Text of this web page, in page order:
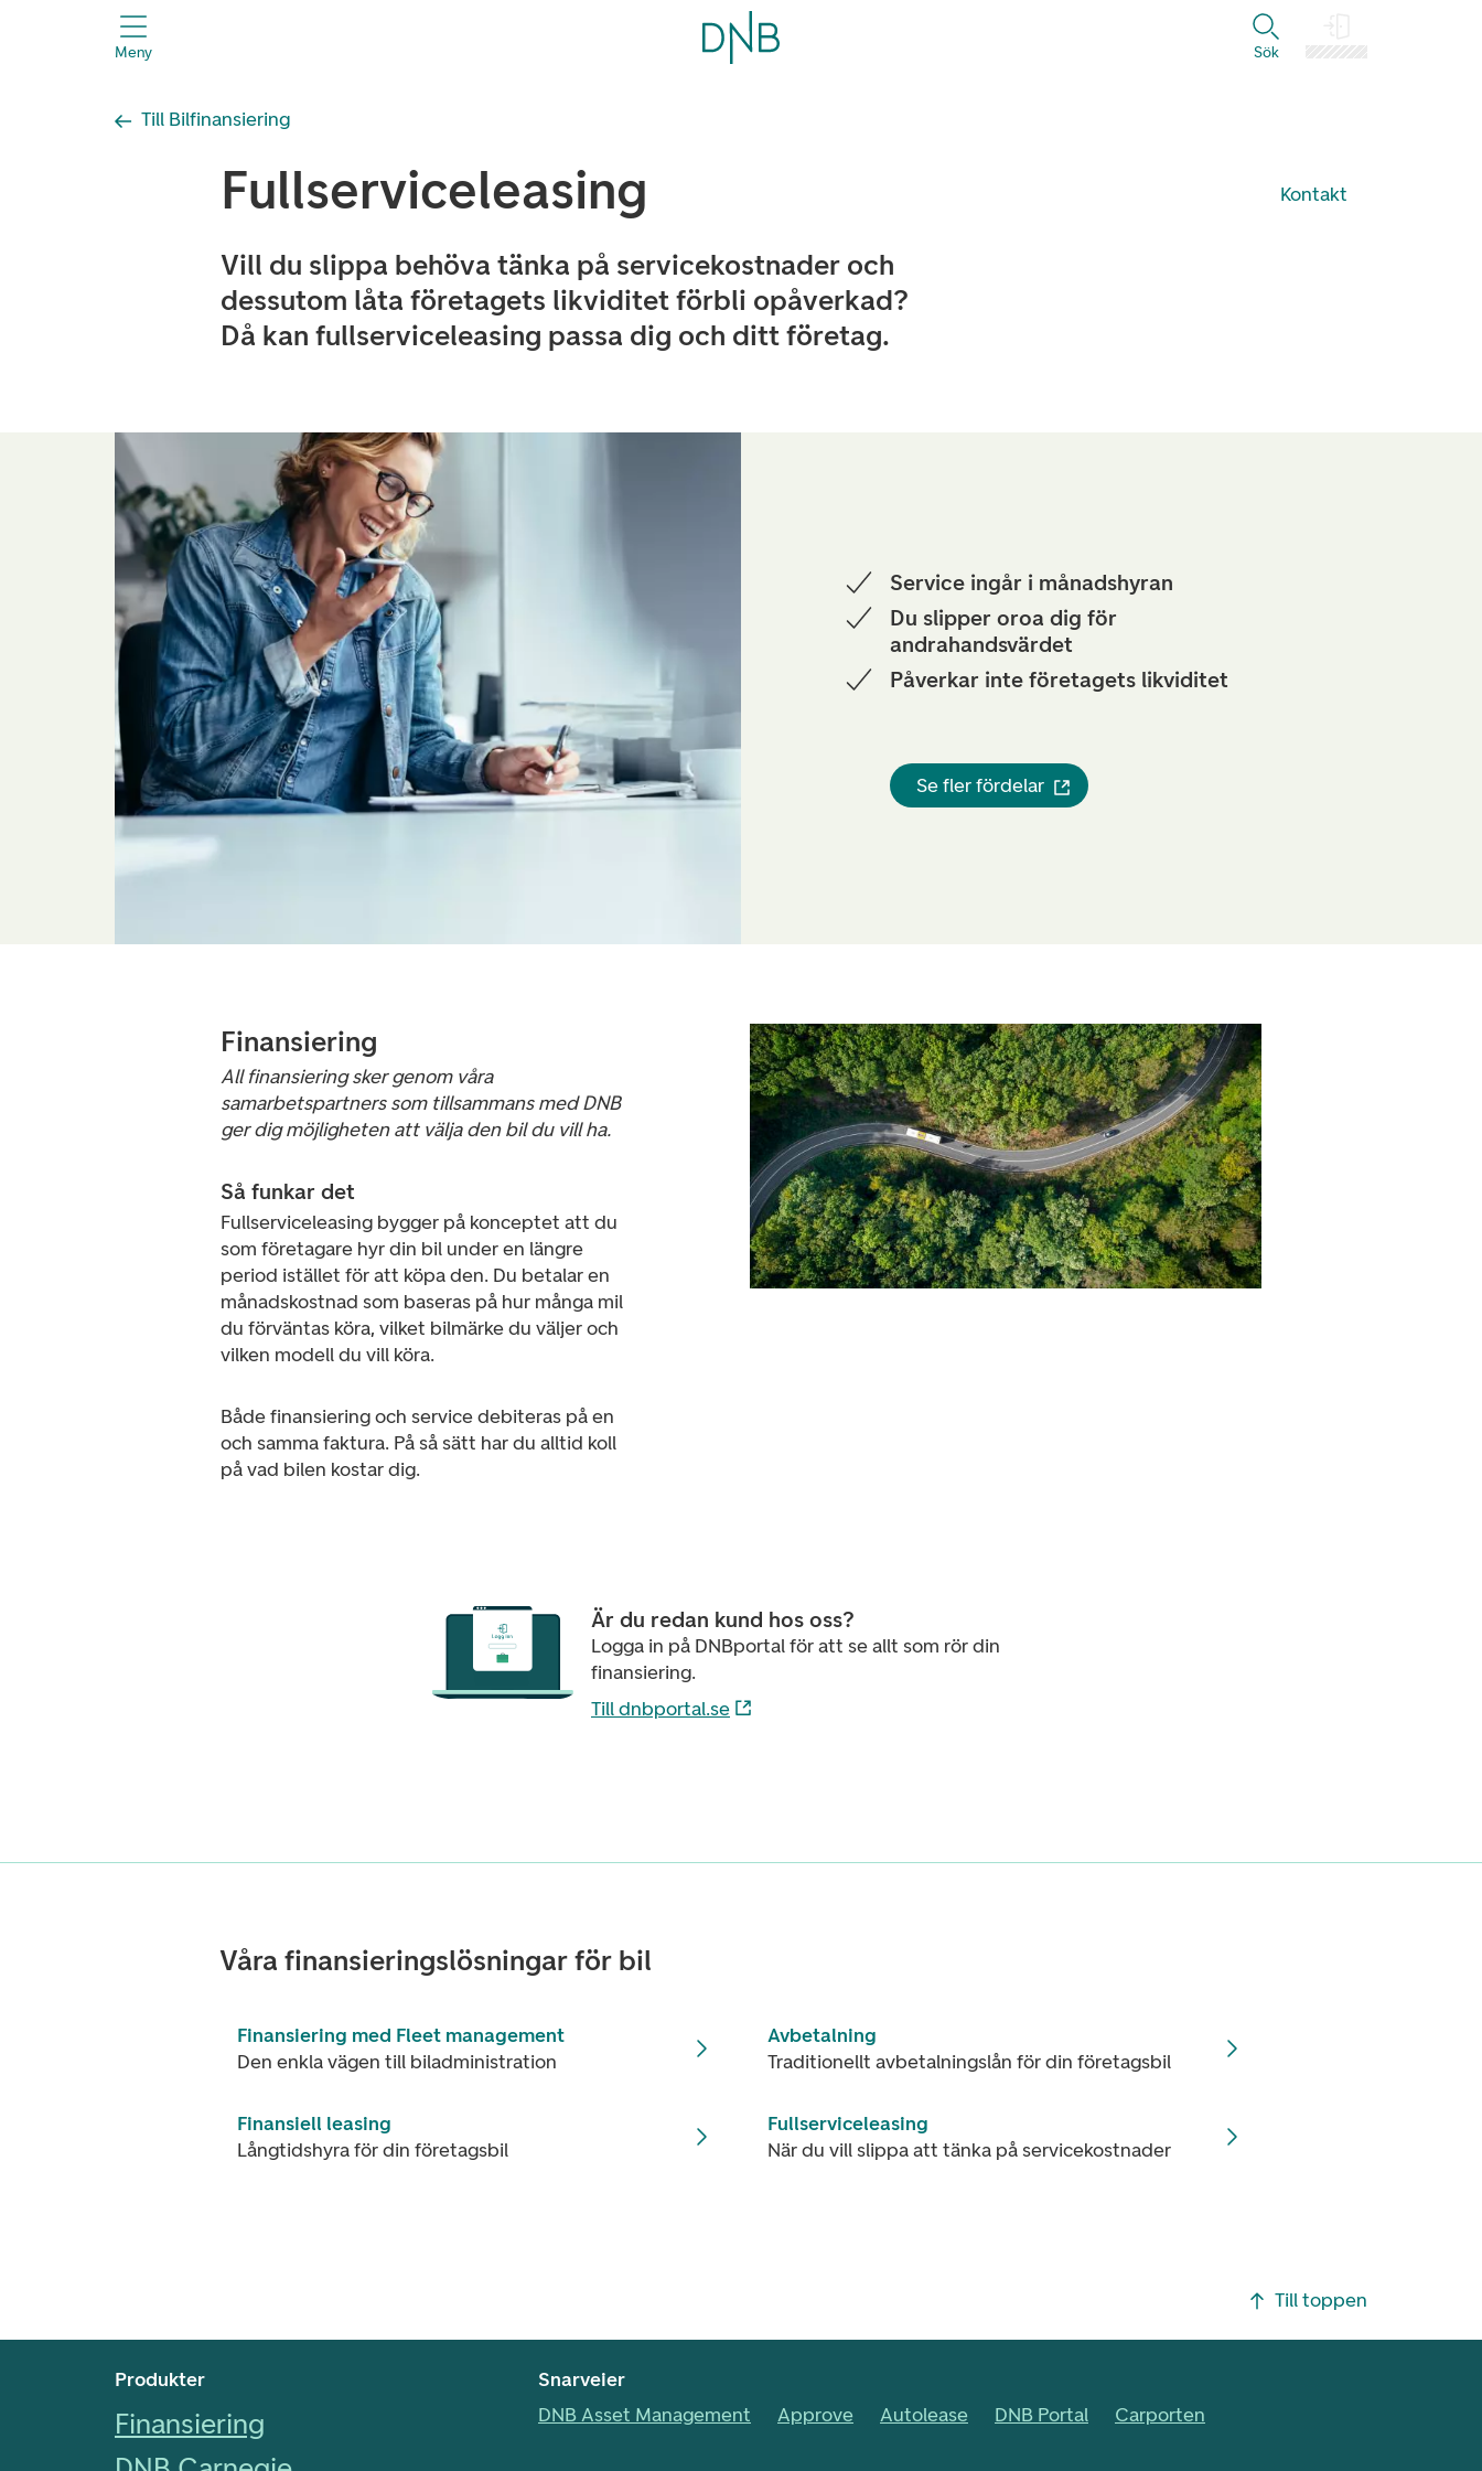
header.title
Meny Sök
Till Bilfinansiering
Kontakt
Fullserviceleasing
Vill du slippa behöva tänka på servicekostnader och
dessutom låta företagets likviditet förbli opåverkad?
Då kan fullserviceleasing passa dig och ditt företag.
Service ingår i månadshyran
Du slipper oroa dig för
andrahandsvärdet
Påverkar inte företagets likviditet
Se fler fördelar
Finansiering
All finansiering sker genom våra
samarbetspartners som tillsammans med DNB
ger dig möjligheten att välja den bil du vill ha.
Så funkar det
Fullserviceleasing bygger på konceptet att du
som företagare hyr din bil under en längre
period istället för att köpa den. Du betalar en
månadskostnad som baseras på hur många mil
du förväntas köra, vilket bilmärke du väljer och
vilken modell du vill köra.
Både finansiering och service debiteras på en
och samma faktura. På så sätt har du alltid koll
på vad bilen kostar dig.
Är du redan kund hos oss?
Logga in på DNBportal för att se allt som rör din
finansiering.
Till dnbportal.se
Våra finansieringslösningar för bil
Finansiering med Fleet management
Den enkla vägen till biladministration
Avbetalning
Traditionellt avbetalningslån för din företagsbil
Finansiell leasing
Långtidshyra för din företagsbil
Fullserviceleasing
När du vill slippa att tänka på servicekostnader
Till toppen
Produkter
Finansiering
Snarveier
DNB Asset Management
Approve Autolease DNB Portal Carporten